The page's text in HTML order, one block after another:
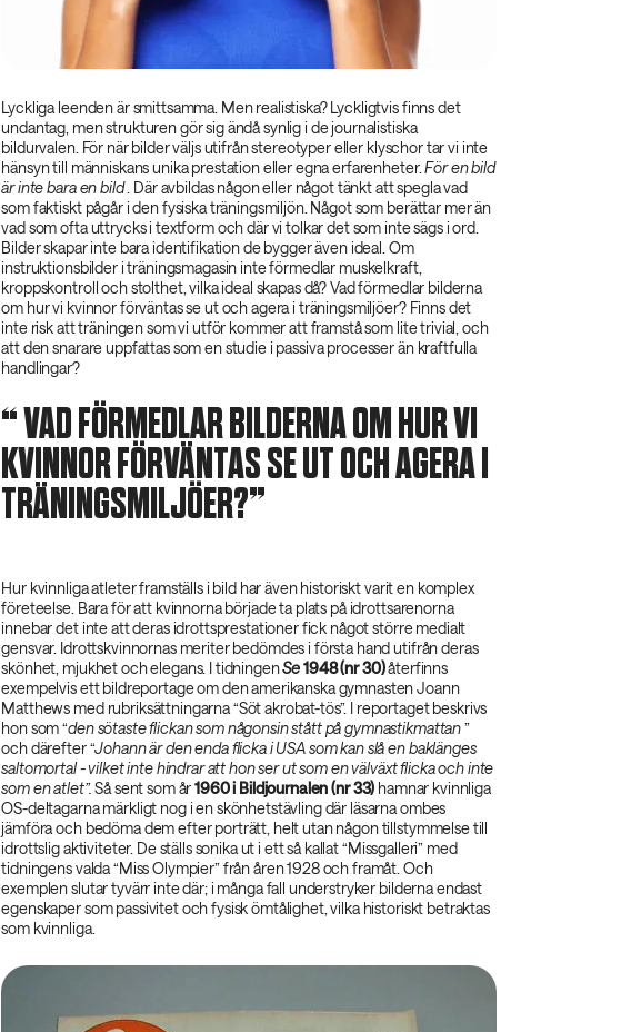
Lyckliga leenden är smittsamma. Men realistiska? Lyckligtvis finns det
undantag, men strukturen gör sig ändå synlig i de journalistiska
bildurvalen. För när bilder väljs utifrån stereotyper eller klyschor tar vi inte
hänsyn till människans unika prestation eller egna erfarenheter.För en bild
är inte bara en bild‌. Där avbildas någon eller något tänkt att spegla vad
som faktiskt pågår i den fysiska träningsmiljön. Något som berättar mer än
vad som ofta uttrycks i textform och där vi tolkar det som inte sägs i ord.
Bilder skapar inte bara identifikation de bygger även ideal. Om
instruktionsbilder i träningsmagasin inte förmedlar muskelkraft,
kroppskontroll och stolthet, vilka ideal skapas då? Vad förmedlar bilderna
om hur vi kvinnor förväntas se ut och agera i träningsmiljöer? Finns det
inte risk att träningen som vi utför kommer att framstå som lite trivial, och
att den snarare uppfattas som en studie i passiva processer än kraftfulla
handlingar?
‌ VAD FÖRMEDLAR BILDERNA OM HUR VI
KVINNOR FÖRVÄNTAS SE UT OCH AGERA I
TRÄNINGSMILJÖER?
Hur kvinnliga atleter framställs i bild har även historiskt varit en komplex
företeelse. Bara för att kvinnorna började ta plats på idrottsarenorna
innebar det inte att deras idrottsprestationer fick något större medialt
gensvar. Idrottskvinnornas meriter bedömdes i första hand utifrån deras
skönhet, mjukhet och elegans. I tidningenSe‌1948 (nr 30)‌återfinns
exempelvis ett bildreportage om den amerikanska gymnasten Joann
Matthews med rubriksättningarna “Söt akrobat-tös”. I reportaget beskrivs
hon som “den sötaste flickan som någonsin stått på gymnastikmattan‌”
och därefter “Johann är den enda flicka i USA som kan slå en baklänges
saltomortal - vilket inte hindrar att hon ser ut som en välväxt flicka och inte
som en atlet”.‌Så sent som år1960 i Bildjournalen (nr 33)‌ hamnar kvinnliga
OS-deltagarna märkligt nog i en skönhetstävling där läsarna ombes
jämföra och bedöma dem efter porträtt, helt utan någon tillstymmelse till
idrottslig aktiviteter. De ställs sonika ut i ett så kallat “Missgalleri” med
tidningens valda “Miss Olympier” från åren 1928 och framåt. Och
exemplen slutar tyvärr inte där; i många fall understryker bilderna endast
egenskaper som passivitet och fysisk ömtålighet, vilka historiskt betraktas
som kvinnliga.